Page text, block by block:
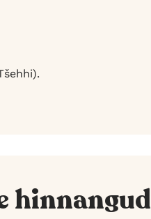
hinnangud